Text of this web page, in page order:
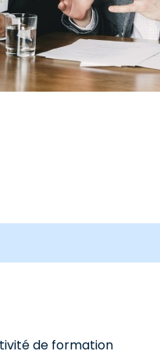
de formation